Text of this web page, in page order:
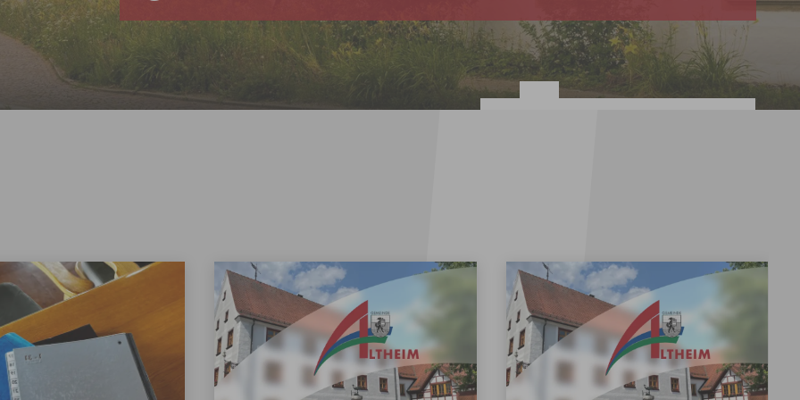
Bussen Sonne